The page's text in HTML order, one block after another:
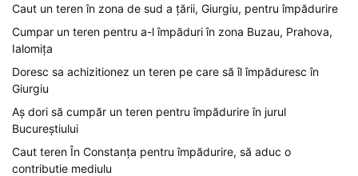
Caut un teren în zona de sud a țării, Giurgiu, pentru împădurire
Cumpar un teren pentru a-l împăduri în zona Buzau, Prahova,
Ialomița
Doresc sa achizitionez un teren pe care să îl împăduresc în
Giurgiu
Aș dori să cumpăr un teren pentru împădurire în jurul
Bucureștiului
Caut teren În Constanța pentru împădurire, să aduc o
contributie mediulu